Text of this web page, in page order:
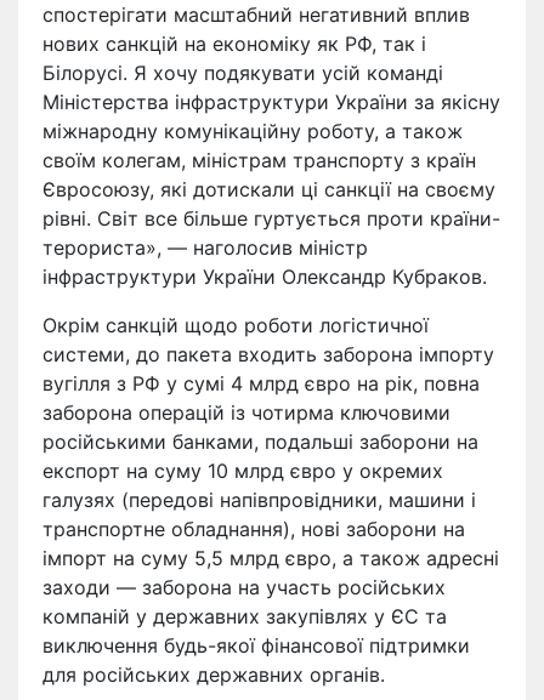
спостерігати масштабний негативний вплив
нових санкцій на економіку як РФ, так і
Білорусі. Я хочу подякувати усій команді
Міністерства інфраструктури України за якісну
міжнародну комунікаційну роботу, а також
своїм колегам, міністрам транспорту з країн
Євросоюзу, які дотискали ці санкції на своєму
рівні. Світ все більше гуртується проти країни-
терориста», — наголосив міністр
інфраструктури України Олександр Кубраков.
Окрім санкцій щодо роботи логістичної
системи, до пакета входить заборона імпорту
вугілля з РФ у сумі 4 млрд євро на рік, повна
заборона операцій із чотирма ключовими
російськими банками, подальші заборони на
експорт на суму 10 млрд євро у окремих
галузях (передові напівпровідники, машини і
транспортне обладнання), нові заборони на
імпорт на суму 5,5 млрд євро, а також адресні
заходи — заборона на участь російських
компаній у державних закупівлях у ЄС та
виключення будь-якої фінансової підтримки
для російських державних органів.